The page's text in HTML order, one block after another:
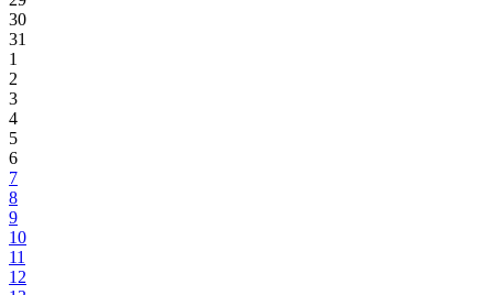
30
31
1
2
3
4
5
6
7
8
9
10
11
12